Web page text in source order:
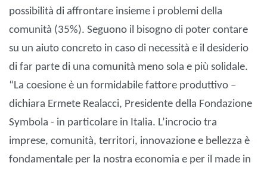
possibilità di affrontare insieme i problemi della
comunità (35%). Seguono il bisogno di poter contare
su un aiuto concreto in caso di necessità e il desiderio
di far parte di una comunità meno sola e più solidale.
“La coesione è un formidabile fattore produttivo –
dichiara Ermete Realacci, Presidente della Fondazione
Symbola - in particolare in Italia. L’incrocio tra
imprese, comunità, territori, innovazione e bellezza è
fondamentale per la nostra economia e per il made in